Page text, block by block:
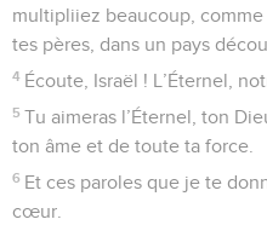
multipliiez beaucoup, comme
tes pères, dans un pays
4 Écoute, Israël ! L’Éternel,
5 Tu aimeras l’Éternel, ton
ton âme et de toute ta force.
6 Et ces paroles que je te
cœur.